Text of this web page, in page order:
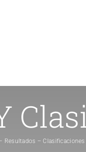
Resultados – Clasificaciones